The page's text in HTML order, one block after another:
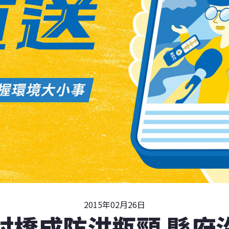
2015年02月26日